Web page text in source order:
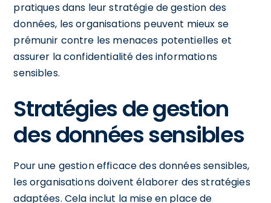
pratiques dans leur stratégie de gestion des
données, les organisations peuvent mieux se
prémunir contre les menaces potentielles et
assurer la confidentialité des informations
sensibles.
Stratégies de gestion
des données sensibles
Pour une gestion efficace des données sensibles,
les organisations doivent élaborer des stratégies
adaptées. Cela inclut la mise en place de